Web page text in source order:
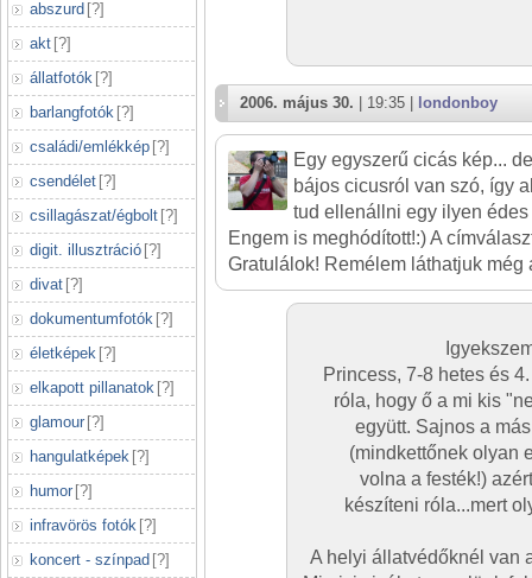
abszurd [?]
akt [?]
állatfotók [?]
barlangfotók [?]
családi/emlékkép [?]
csendélet [?]
csillagászat/égbolt [?]
digit. illusztráció [?]
divat [?]
dokumentumfotók [?]
életképek [?]
elkapott pillanatok [?]
glamour [?]
hangulatképek [?]
humor [?]
infravörös fotók [?]
koncert - színpad [?]
2006. május 30. | 19:35 | londonboy
Egy egyszerű cicás kép...
bájos cicusról van szó, így
tud ellenállni egy ilyen
Engem is meghódított!:) A
Gratulálok! Remélem láthatjuk még
Princess, 7-8 hetes és
róla, hogy ő a mi kis
együtt. Sajnos a
(mindkettőnek olyan
volna a festék!)
készíteni róla...mert
A helyi állatvédőknél van